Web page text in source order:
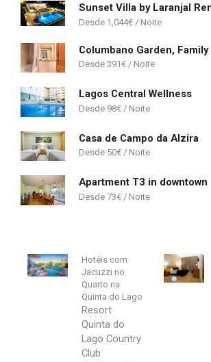
Sunset Villa by Laranjal
1,044€
Columbano Garden,
391€
Lagos Central Wellness
98€
Casa de Campo da Alzira
50€
Apartment T3 in downtown
73€
Hotéis com
Jacuzzi no
Quarto na
Quinta do Lago
Resort
Quinta do
Lago Country
Club